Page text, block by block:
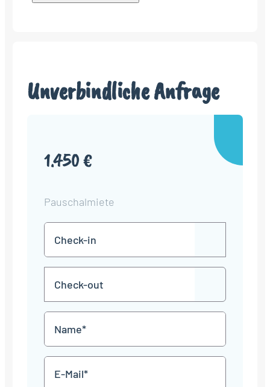
Unverbindliche Anfrage
1.450 €
Pauschalmiete
in
TT
Punkt
MM
JJJJ
TT
Punkt
MM
JJJJ